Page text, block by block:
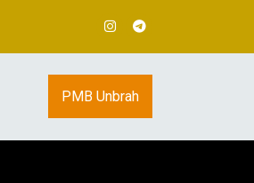
PMB Unbrah